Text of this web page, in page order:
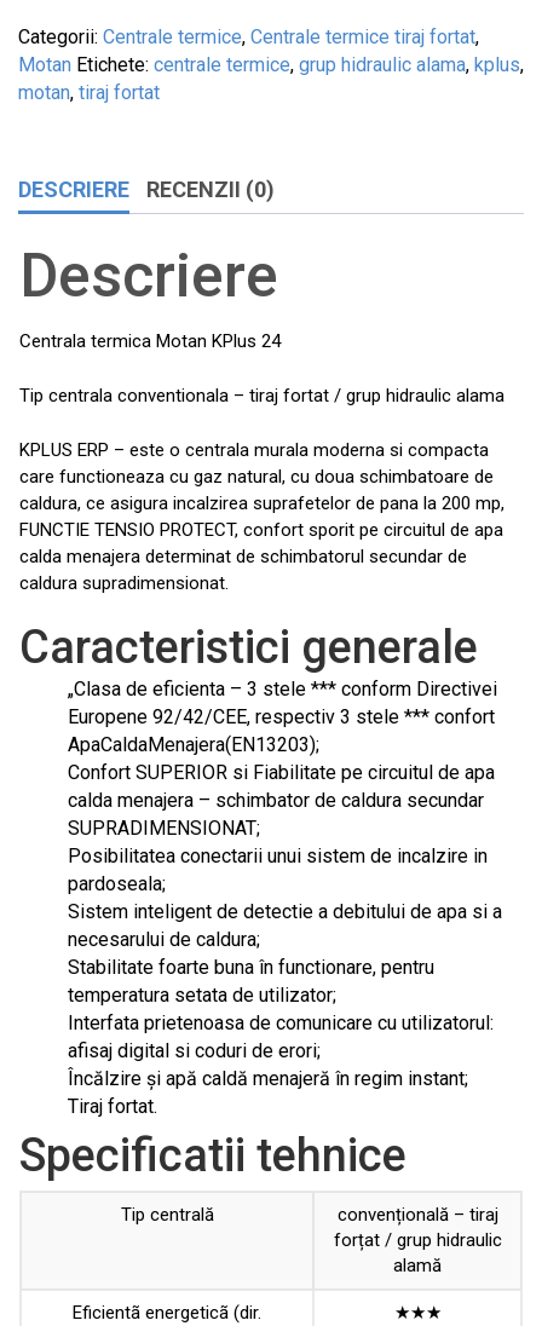
Categorii: Centrale termice, Centrale termice tiraj fortat,
Motan Etichete: centrale termice, grup hidraulic alama, kplus,
motan, tiraj fortat
DESCRIERE RECENZII (0)
Descriere
Centrala termica Motan KPlus 24
Tip centrala conventionala – tiraj fortat / grup hidraulic alama
KPLUS ERP – este o centrala murala moderna si compacta
care functioneaza cu gaz natural, cu doua schimbatoare de
caldura, ce asigura incalzirea suprafetelor de pana la 200 mp,
FUNCTIE TENSIO PROTECT, confort sporit pe circuitul de apa
calda menajera determinat de schimbatorul secundar de
caldura supradimensionat.
Caracteristici generale
„Clasa de eficienta – 3 stele *** conform Directivei
Europene 92/42/CEE, respectiv 3 stele *** confort
ApaCaldaMenajera(EN13203);
Confort SUPERIOR si Fiabilitate pe circuitul de apa
calda menajera – schimbator de caldura secundar
SUPRADIMENSIONAT;
Posibilitatea conectarii unui sistem de incalzire in
pardoseala;
Sistem inteligent de detectie a debitului de apa si a
necesarului de caldura;
Stabilitate foarte buna în functionare, pentru
temperatura setata de utilizator;
Interfata prietenoasa de comunicare cu utilizatorul:
afisaj digital si coduri de erori;
Încălzire și apă caldă menajeră în regim instant;
Tiraj fortat.
Specificatii tehnice
Tip centrală
convențională – tiraj
forțat / grup hidraulic
alamă
Eficientã energeticã (dir.
★★★